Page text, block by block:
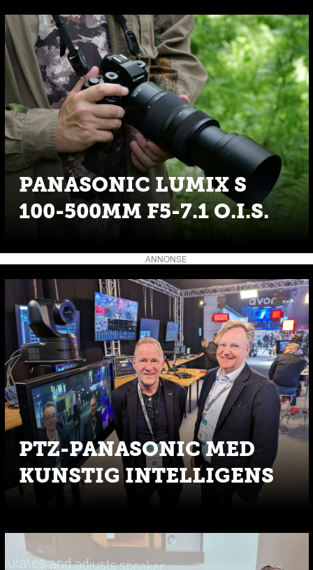
PANASONIC LUMIX S
100-500MM F5-7.1 O.I.S.
ANNONSE
PTZ-PANASONIC MED
KUNSTIG INTELLIGENS